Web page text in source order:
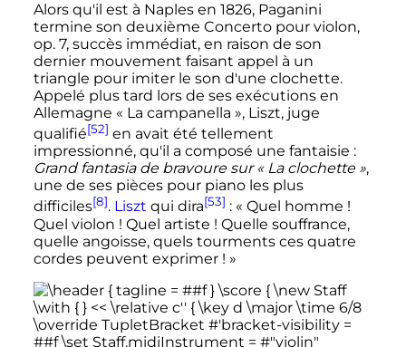
Alors qu'il est à Naples en 1826, Paganini
termine son deuxième Concerto pour violon,
op. 7, succès immédiat, en raison de son
dernier mouvement faisant appel à un
triangle pour imiter le son d'une clochette.
Appelé plus tard lors de ses exécutions en
Allemagne « La campanella », Liszt, juge
qualifié[52] en avait été tellement
impressionné, qu'il a composé une fantaisie :
Grand fantasia de bravoure sur « La clochette »,
une de ses pièces pour piano les plus
difficiles[8]. Liszt qui dira[53] : « Quel homme !
Quel violon ! Quel artiste ! Quelle souffrance,
quelle angoisse, quels tourments ces quatre
cordes peuvent exprimer ! »